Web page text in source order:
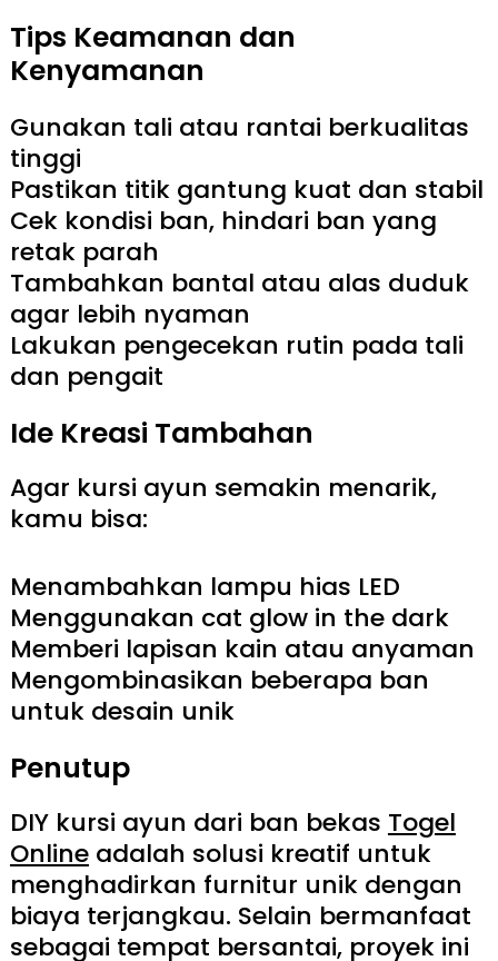
Tips Keamanan dan
Kenyamanan
Gunakan tali atau rantai berkualitas
tinggi
Pastikan titik gantung kuat dan stabil
Cek kondisi ban, hindari ban yang
retak parah
Tambahkan bantal atau alas duduk
agar lebih nyaman
Lakukan pengecekan rutin pada tali
dan pengait
Ide Kreasi Tambahan
Agar kursi ayun semakin menarik,
kamu bisa:
Menambahkan lampu hias LED
Menggunakan cat glow in the dark
Memberi lapisan kain atau anyaman
Mengombinasikan beberapa ban
untuk desain unik
Penutup
DIY kursi ayun dari ban bekas Togel
Onlineadalah solusi kreatif untuk
menghadirkan furnitur unik dengan
biaya terjangkau. Selain bermanfaat
sebagai tempat bersantai, proyek ini